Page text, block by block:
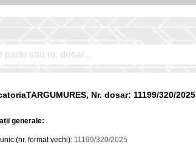
Nr. dosar: 11199/320/2025
generale:
unic (nr. format vechi): 11199/320/2025